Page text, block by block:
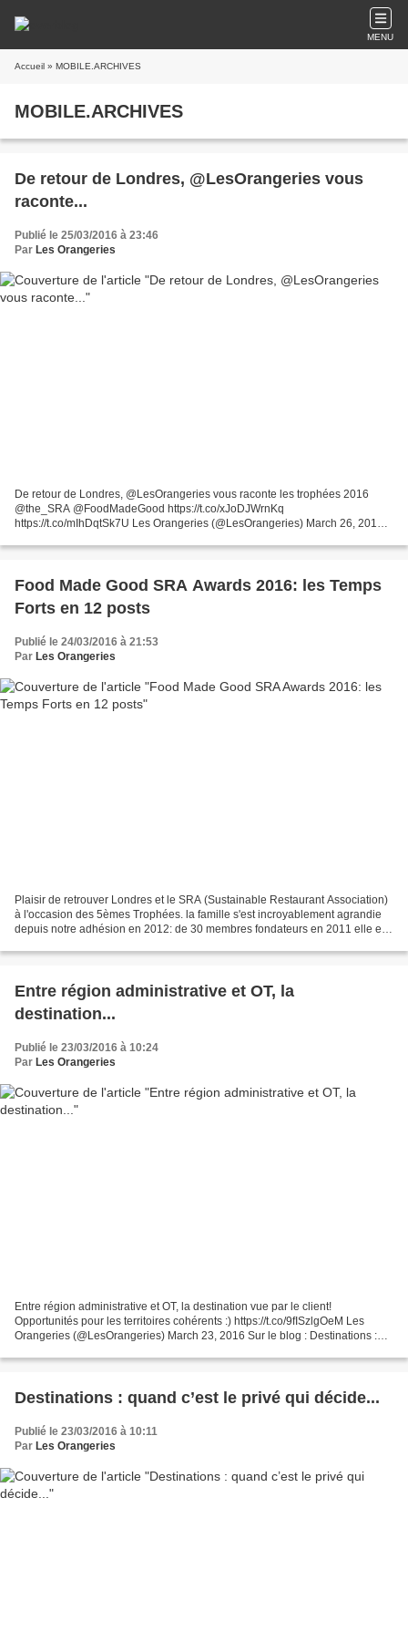
MENU
Accueil » MOBILE.ARCHIVES
MOBILE.ARCHIVES
De retour de Londres, @LesOrangeries vous
raconte...
Publié le 25/03/2016 à 23:46
Par Les Orangeries
De retour de Londres, @LesOrangeries vous raconte les trophées 2016
@the_SRA @FoodMadeGood https://t.co/xJoDJWrnKq
https://t.co/mIhDqtSk7U Les Orangeries (@LesOrangeries) March 26, 2016
Association)...
Food Made Good SRA Awards 2016: les Temps
Forts en 12 posts
Publié le 24/03/2016 à 21:53
Par Les Orangeries
Plaisir de retrouver Londres et le SRA (Sustainable Restaurant Association)
à l'occasion des 5èmes Trophées. la famille s'est incroyablement agrandie
depuis notre adhésion en 2012: de 30 membres fondateurs en 2011 elle est
Entre région administrative et OT, la
destination...
Publié le 23/03/2016 à 10:24
Par Les Orangeries
Entre région administrative et OT, la destination vue par le client!
Opportunités pour les territoires cohérents :) https://t.co/9fISzlgOeM Les
Orangeries (@LesOrangeries) March 23, 2016 Sur le blog : Destinations :
Destinations : quand c’est le privé qui décide...
Publié le 23/03/2016 à 10:11
Par Les Orangeries